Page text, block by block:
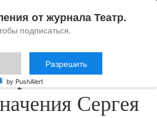
Сергея
от журнала Театр.
подписаться.
Разрешить
by PushAlert